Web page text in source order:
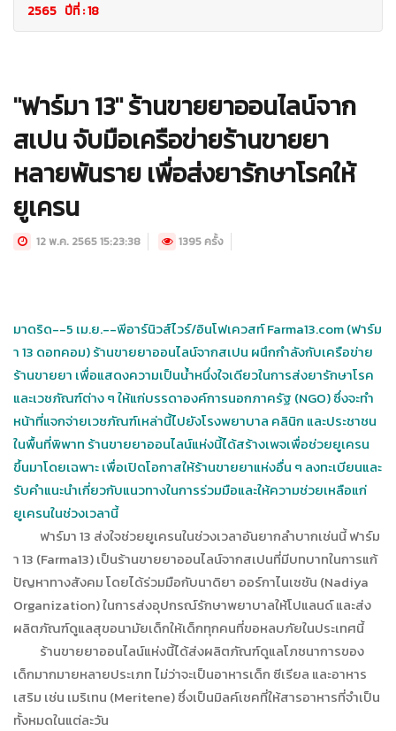
2565 ปีที่ : 18
"ฟาร์มา 13" ร้านขายยาออนไลน์จาก
สเปน จับมือเครือข่ายร้านขายยา
หลายพันราย เพื่อส่งยารักษาโรคให้
ยูเครน
12 พ.ค. 2565 15:23:38 1395 ครั้ง
มาดริด--5 เม.ย.--พีอาร์นิวส์ไวร์/อินโฟเควสท์ Farma13.com (ฟาร์ม
า 13 ดอทคอม) ร้านขายยาออนไลน์จากสเปน ผนึกกำลังกับเครือข่าย
ร้านขายยา เพื่อแสดงความเป็นน้ำหนึ่งใจเดียวในการส่งยารักษาโรค
และเวชภัณฑ์ต่าง ๆ ให้แก่บรรดาองค์การนอกภาครัฐ (NGO) ซึ่งจะทำ
หน้าที่แจกจ่ายเวชภัณฑ์เหล่านี้ไปยังโรงพยาบาล คลินิก และประชาชน
ในพื้นที่พิพาท ร้านขายยาออนไลน์แห่งนี้ได้สร้างเพจเพื่อช่วยยูเครน
ขึ้นมาโดยเฉพาะ เพื่อเปิดโอกาสให้ร้านขายยาแห่งอื่น ๆ ลงทะเบียนและ
รับคำแนะนำเกี่ยวกับแนวทางในการร่วมมือและให้ความช่วยเหลือแก่
ยูเครนในช่วงเวลานี้
ฟาร์มา 13 ส่งใจช่วยยูเครนในช่วงเวลาอันยากลำบากเช่นนี้ ฟาร์ม
า 13 (Farma13) เป็นร้านขายยาออนไลน์จากสเปนที่มีบทบาทในการแก้
ปัญหาทางสังคม โดยได้ร่วมมือกับนาดิยา ออร์กาไนเซชัน (Nadiya
Organization) ในการส่งอุปกรณ์รักษาพยาบาลให้โปแลนด์ และส่ง
ผลิตภัณฑ์ดูแลสุขอนามัยเด็กให้เด็กทุกคนที่ขอหลบภัยในประเทศนี้
ร้านขายยาออนไลน์แห่งนี้ได้ส่งผลิตภัณฑ์ดูแลโภชนาการของ
เด็กมากมายหลายประเภท ไม่ว่าจะเป็นอาหารเด็ก ซีเรียล และอาหาร
เสริม เช่น เมริเทน (Meritene) ซึ่งเป็นมิลค์เชคที่ให้สารอาหารที่จำเป็น
ทั้งหมดในแต่ละวัน